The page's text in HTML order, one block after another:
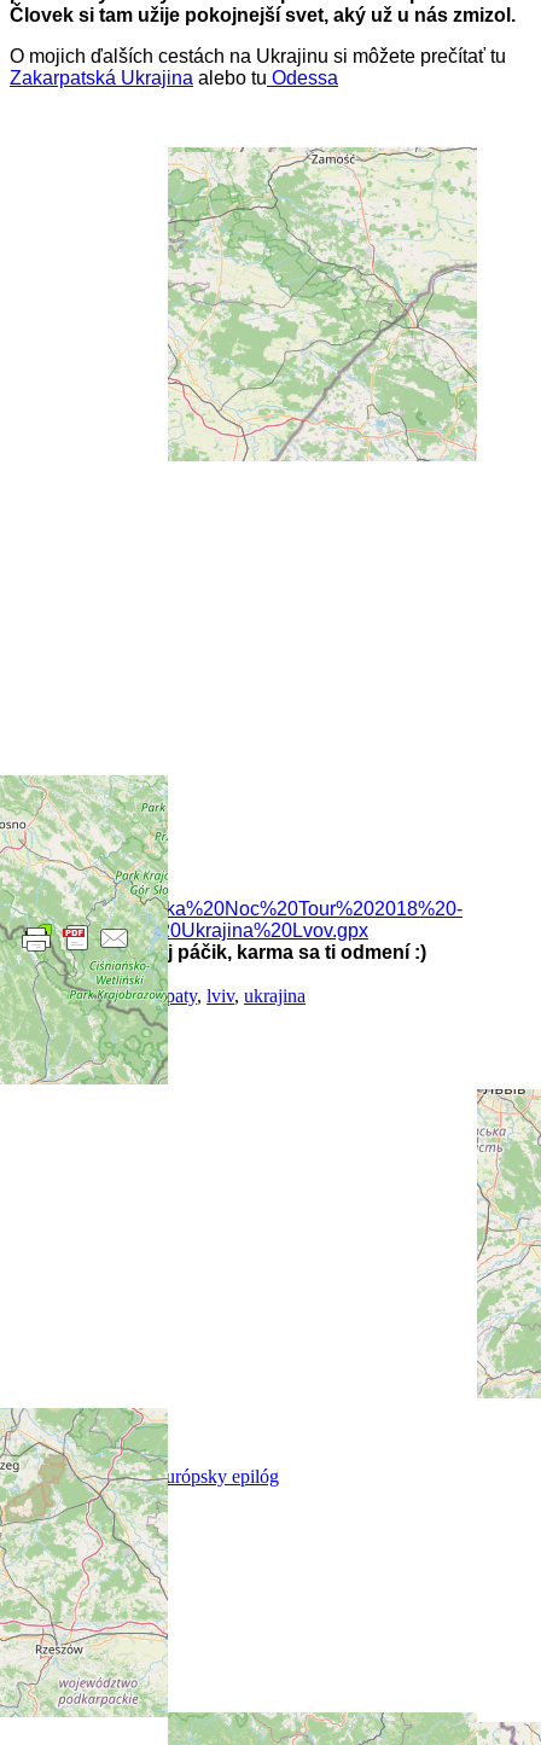
Človek si tam užije pokojnejší svet, aký už u nás zmizol.
O mojich ďalších cestách na Ukrajinu si môžete prečítať tu
Zakarpatská Ukrajina alebo tu Odessa
Download file:Velka%20Noc%20Tour%202018%20-
%20Ukrajina%20Lvov.gpx
Daj páčik, karma sa ti odmení :)
cyklocestovanie,karpaty, lviv, ukrajina
You May Also Like
aug, 19, 2025
Africké denníky – Európsky epilóg